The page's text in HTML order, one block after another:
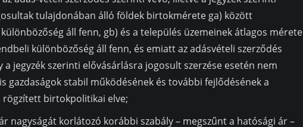
tulajdonában álló földek birtokmérete ga) között
áll fenn, gb) és a település üzemeinek átlagos mérete
különbözőség áll fenn, és emiatt az adásvételi szerződés
a jegyzék szerinti elővásárlásra jogosult szerzése esetén nem
gazdaságok stabil működésének és további fejlődésének a
birtokpolitikai elve;
nagyságát korlátozó korábbi szabály – megszűnt a hatósági ár –